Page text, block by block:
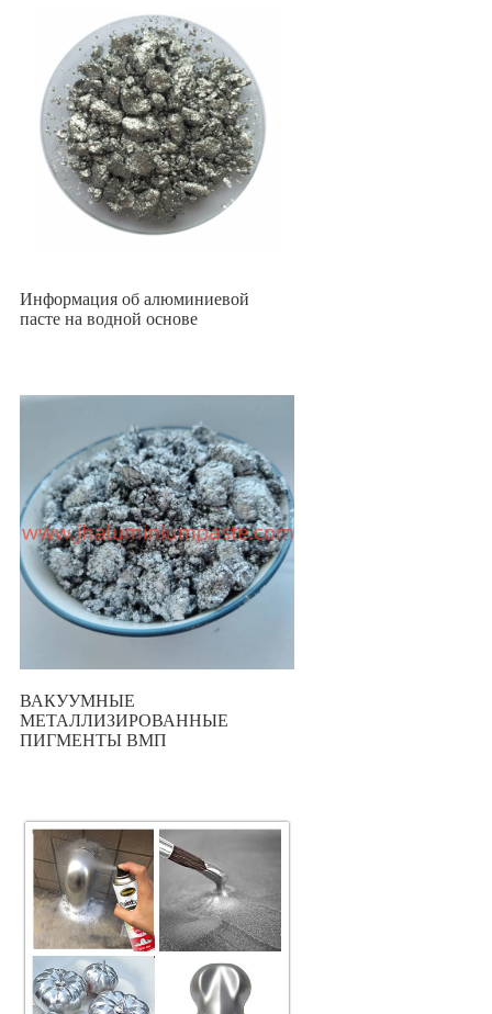
Информация об алюминиевой
пасте на водной основе
ВАКУУМНЫЕ
МЕТАЛЛИЗИРОВАННЫЕ
ПИГМЕНТЫ ВМП